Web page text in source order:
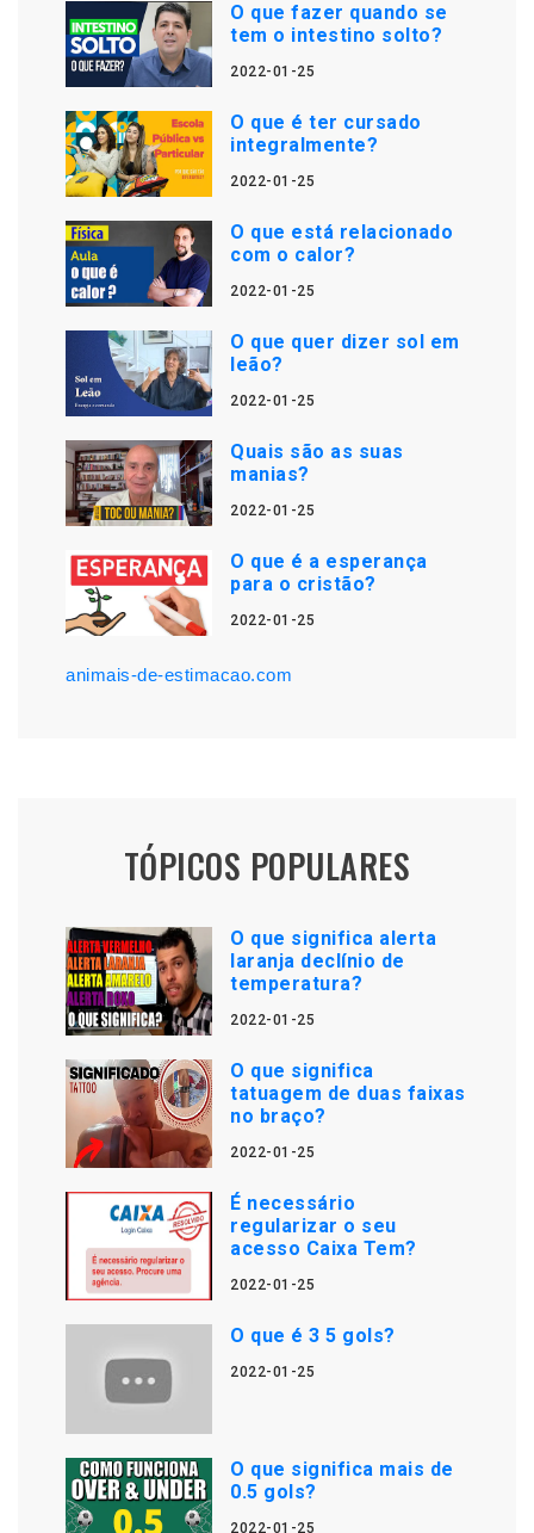
O que fazer quando se
tem o intestino solto?
2022-01-25
O que é ter cursado
integralmente?
2022-01-25
O que está relacionado
com o calor?
2022-01-25
O que quer dizer sol em
leão?
2022-01-25
Quais são as suas
manias?
2022-01-25
O que é a esperança
para o cristão?
2022-01-25
animais-de-estimacao.com
TÓPICOS POPULARES
O que significa alerta
laranja declínio de
temperatura?
2022-01-25
O que significa
tatuagem de duas faixas
no braço?
2022-01-25
É necessário
regularizar o seu
acesso Caixa Tem?
2022-01-25
O que é 3 5 gols?
2022-01-25
O que significa mais de
0.5 gols?
2022-01-25